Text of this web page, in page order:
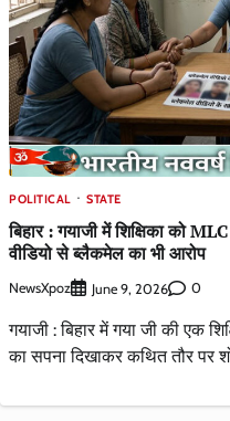
POLITICAL STATE
बिहार : गयाजी में शिक्षिका को
वीडियो से ब्लैकमेल का भी आरोप
NewsXpoz June 9, 2026 0
गयाजी : बिहार में गया जी की एक
का सपना दिखाकर कथित तौर पर